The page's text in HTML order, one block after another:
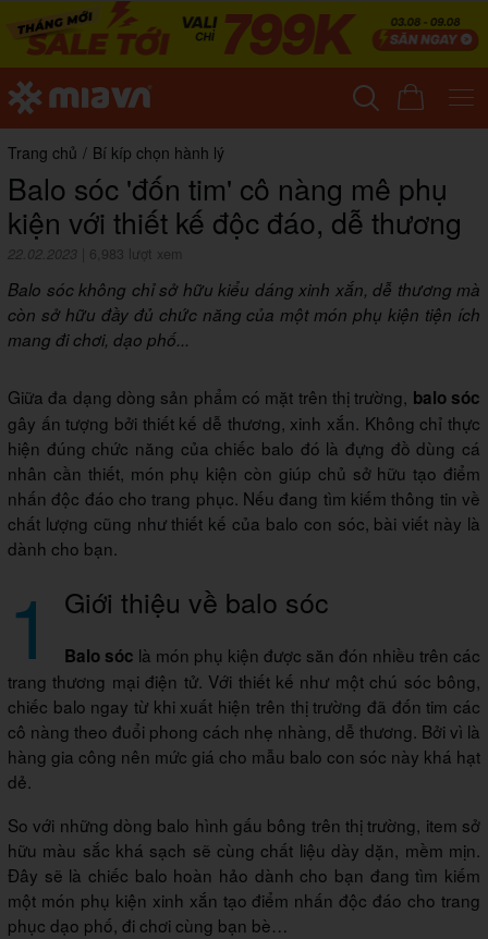
Trang chủ / Bí kíp chọn hành lý
Balo sóc 'đốn tim' cô nàng mê phụ
kiện với thiết kế độc đáo, dễ thương
22.02.2023 6,983 lượt xem
Balo sóc không chỉ sở hữu kiểu dáng xinh xắn, dễ thương mà
còn sở hữu đầy đủ chức năng của một món phụ kiện tiện ích
mang đi chơi, dạo phố...
Giữa đa dạng dòng sản phẩm có mặt trên thị trường, balo sóc
gây ấn tượng bởi thiết kế dễ thương, xinh xắn. Không chỉ thực
hiện đúng chức năng của chiếc balo đó là đựng đồ dùng cá
nhân cần thiết, món phụ kiện còn giúp chủ sở hữu tạo điểm
nhấn độc đáo cho trang phục. Nếu đang tìm kiếm thông tin về
chất lượng cũng như thiết kế của balo con sóc, bài viết này là
dành cho bạn.
1 Giới thiệu về balo sóc
Balo sóc là món phụ kiện được săn đón nhiều trên các
trang thương mại điện tử. Với thiết kế như một chú sóc bông,
chiếc balo ngay từ khi xuất hiện trên thị trường đã đốn tim các
cô nàng theo đuổi phong cách nhẹ nhàng, dễ thương. Bởi vì là
hàng gia công nên mức giá cho mẫu balo con sóc này khá hạt
dẻ.
So với những dòng balo hình gấu bông trên thị trường, item sở
hữu màu sắc khá sạch sẽ cùng chất liệu dày dặn, mềm mịn.
Đây sẽ là chiếc balo hoàn hảo dành cho bạn đang tìm kiếm
một món phụ kiện xinh xắn tạo điểm nhấn độc đáo cho trang
phục dạo phố, đi chơi cùng bạn bè…